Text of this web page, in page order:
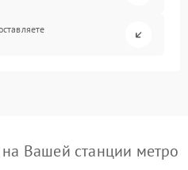
Вашей станции метро